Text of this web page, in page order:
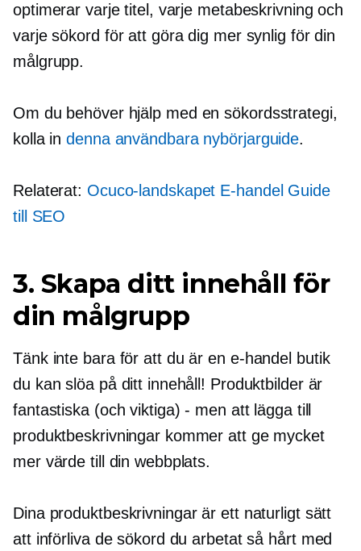
optimerar varje titel, varje metabeskrivning och
varje sökord för att göra dig mer synlig för din
målgrupp.
Om du behöver hjälp med en sökordsstrategi,
kolla indenna användbara nybörjarguide.
Relaterat: Ocuco-landskapet E-handel Guide
till SEO
3. Skapa ditt innehåll för
din målgrupp
Tänk inte bara för att du är en e-handel butik
du kan slöa på ditt innehåll! Produktbilder är
fantastiska (och viktiga) - men att lägga till
produktbeskrivningar kommer att ge mycket
mer värde till din webbplats.
Dina produktbeskrivningar är ett naturligt sätt
att införliva de sökord du arbetat så hårt med